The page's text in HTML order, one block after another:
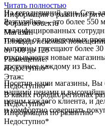
На сегодняшний день Сеть
Разгуляйка» – это более 550
квалифицированных
товаров от проверенных
магазины посещают более
открываются новые
доступнее каждому из Вас.
Посетив наши магазины, Вы
нашими ценами и
ценим каждого клиента, и
и комфортно совершать
Читать полностью
Информация о развитии
Формат объекта
Магазин
Площадь искомых
от 100 до 120
Размещение:
Недоступно*
Этаж:
Недоступно*
В каких городах/регионах
Недоступно*
Информация по развитию
Недоступно*